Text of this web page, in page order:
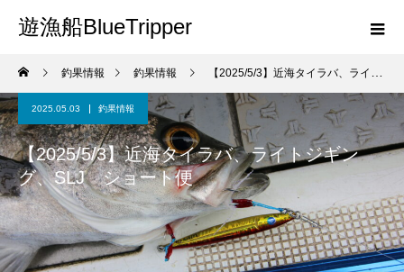
遊漁船BlueTripper
釣果情報 釣果情報 【2025/5/3】近海タイラバ、ライトジギング、SLJ ショート便
2025.05.03 釣果情報
【2025/5/3】近海タイラバ、ライトジギン
グ、SLJ ショート便